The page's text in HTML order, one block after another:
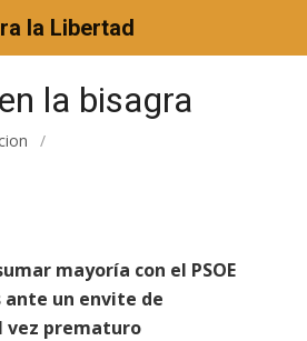
la Libertad
la bisagra
/
mayoría con el PSOE
ante un envite de
vez prematuro